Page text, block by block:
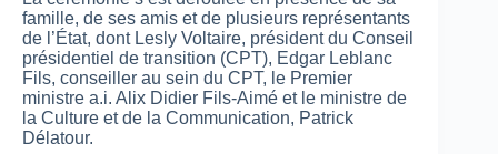
famille, de ses amis et de plusieurs représentants
de l’État, dont Lesly Voltaire, président du Conseil
présidentiel de transition (CPT), Edgar Leblanc
Fils, conseiller au sein du CPT, le Premier
ministre a.i. Alix Didier Fils-Aimé et le ministre de
la Culture et de la Communication, Patrick
Délatour.